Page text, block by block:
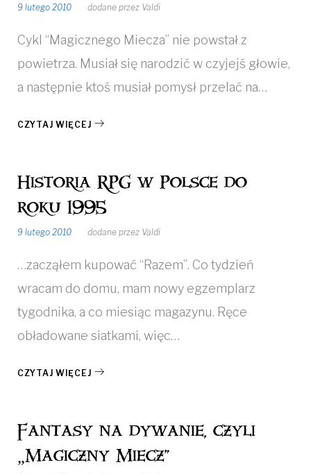
9 lutego 2010 dodane przez Valdi
Cykl “Magicznego Miecza” nie powstał z
powietrza. Musiał się narodzić w czyjejś głowie,
a następnie ktoś musiał pomysł przelać na…
CZYTAJ WIĘCEJ
Historia RPG w Polsce do
roku 1995
9 lutego 2010 dodane przez Valdi
…zacząłem kupować “Razem”. Co tydzień
wracam do domu, mam nowy egzemplarz
tygodnika, a co miesiąc magazynu. Ręce
obładowane siatkami, więc…
CZYTAJ WIĘCEJ
Fantasy na dywanie, czyli
„Magiczny Miecz”